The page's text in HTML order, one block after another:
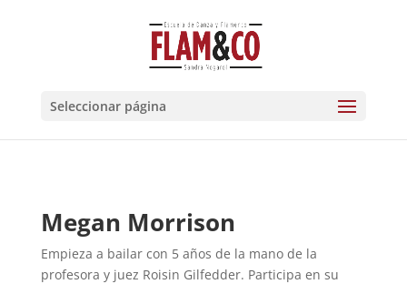
Seleccionar página
Megan Morrison
Empieza a bailar con 5 años de la mano de la
profesora y juez Roisin Gilfedder. Participa en su